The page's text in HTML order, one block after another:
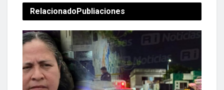
RelacionadoPubliaciones